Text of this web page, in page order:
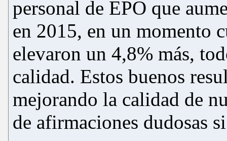
personal de EPO que
en 2015, en un momento
elevaron un 4,8% más,
calidad. Estos buenos
mejorando la calidad de
de afirmaciones dudosas